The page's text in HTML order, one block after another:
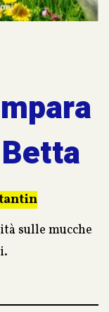
sulle mucche